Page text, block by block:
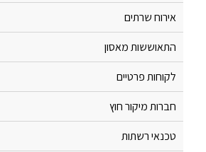
אירוח שרתים
התאוששות מאסון
לקוחות פרטיים
חברות מיקור חוץ
טכנאי רשתות